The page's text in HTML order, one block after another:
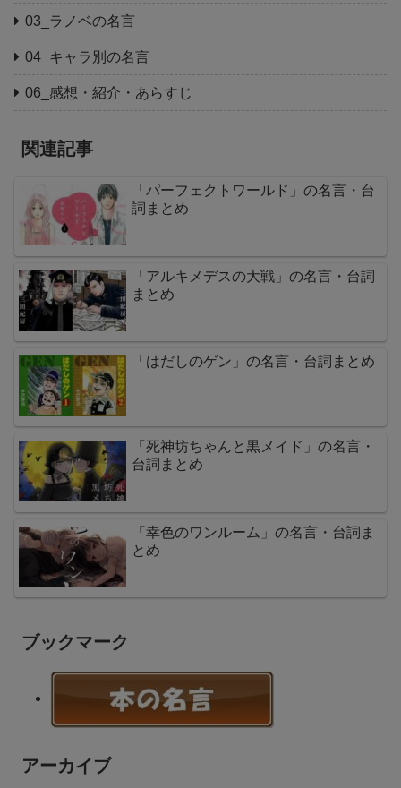
03_ラノベの名言
04_キャラ別の名言
06_感想・紹介・あらすじ
関連記事
「パーフェクトワールド」の名言・台
詞まとめ
「アルキメデスの大戦」の名言・台詞
まとめ
「はだしのゲン」の名言・台詞まとめ
「死神坊ちゃんと黒メイド」の名言・
台詞まとめ
「幸色のワンルーム」の名言・台詞ま
とめ
ブックマーク
アーカイブ